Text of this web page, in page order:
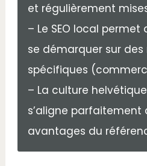
et régulièrement
– Le SEO local
se démarquer sur des
spécifiques
– La culture
s’aligne parfaitement
avantages du